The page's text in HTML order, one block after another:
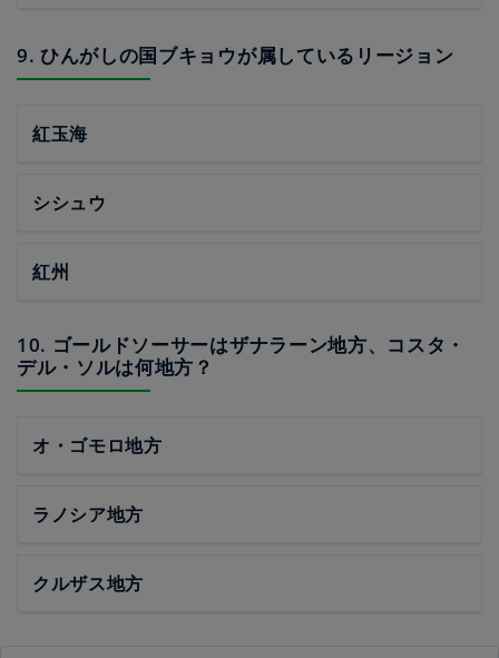
9. ひんがしの国ブキョウが属しているリージョン
紅玉海
シシュウ
紅州
10. ゴールドソーサーはザナラーン地方、コスタ・
デル・ソルは何地方？
オ・ゴモロ地方
ラノシア地方
クルザス地方